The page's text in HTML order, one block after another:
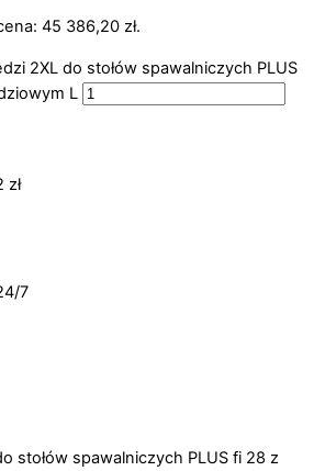
45 386,20 zł.
2XL do stołów spawalniczych PLUS
L
zł
7
stołów spawalniczych PLUS fi 28 z